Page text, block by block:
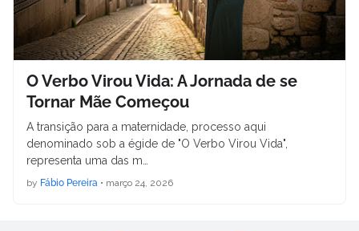
O Verbo Virou Vida: A Jornada de se
Tornar Mãe Começou
A transição para a maternidade, processo aqui
denominado sob a égide de "O Verbo Virou Vida",
representa uma das m…
by Fábio Pereira • março 24, 2026